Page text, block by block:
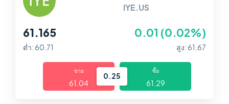
IYE.US
61.165 0.01 (0.02%)
ต่ำ: 60.71 สูง: 61.67
ขาย
61.04
0.25
ซื้อ
61.29